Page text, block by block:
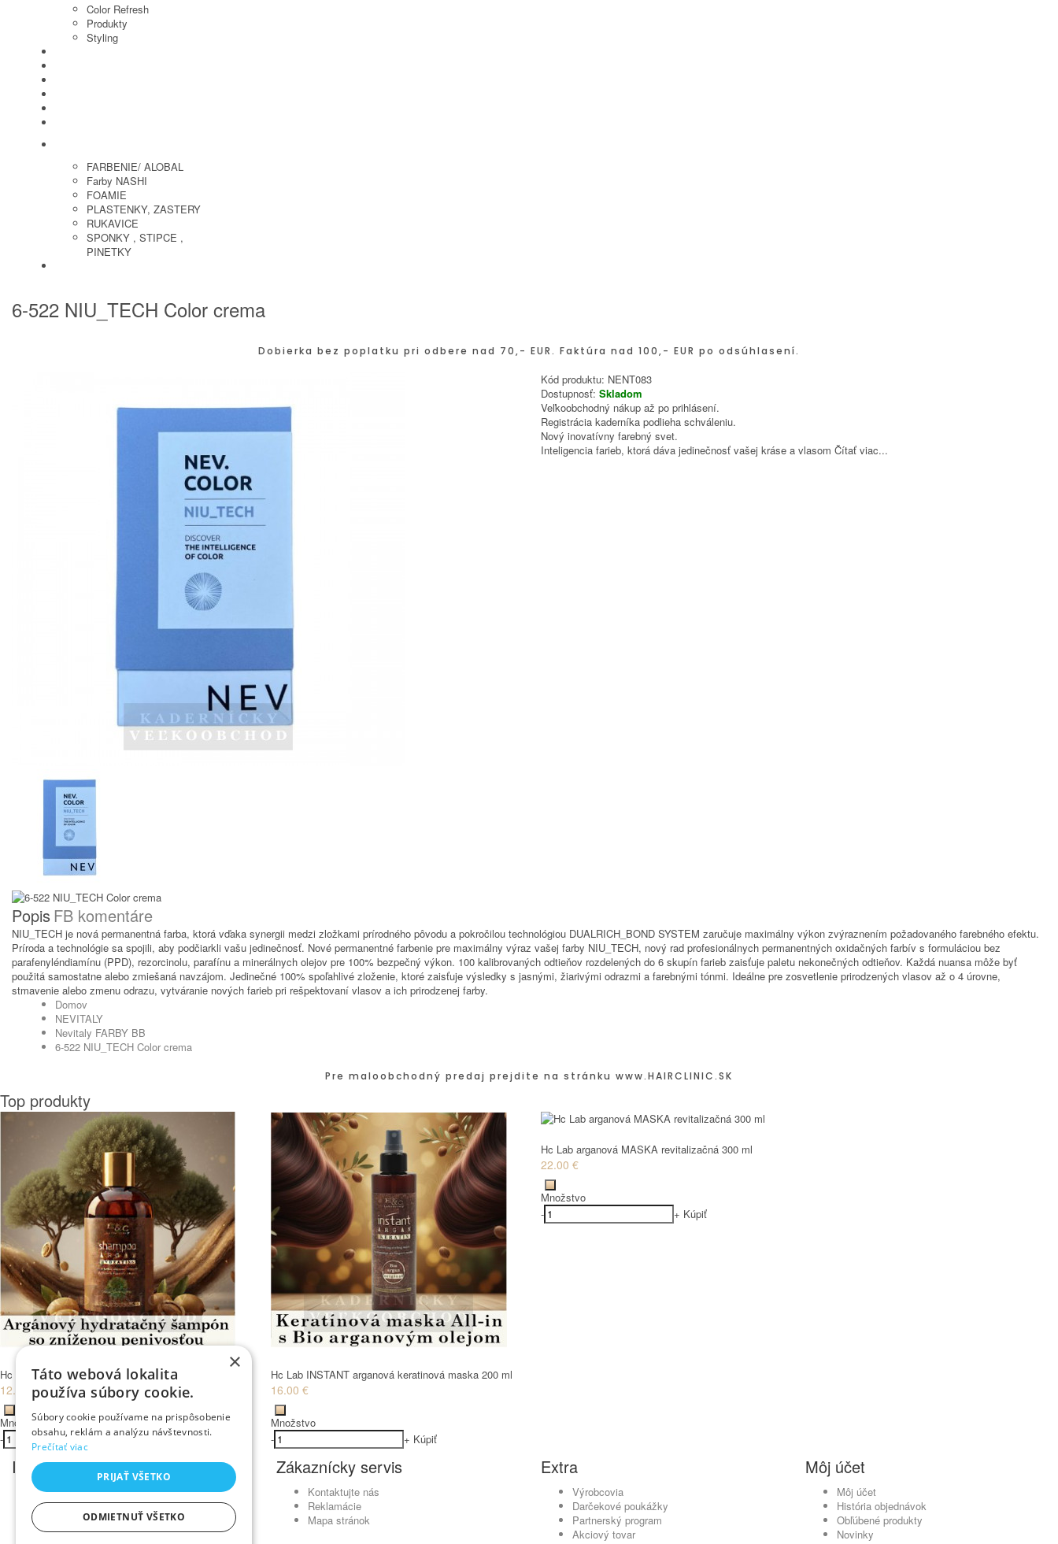
Color Refresh
Produkty
Styling
FARBENIE/ ALOBAL
Farby NASHI
FOAMIE
PLASTENKY, ZASTERY
RUKAVICE
SPONKY , STIPCE ,
PINETKY
6-522 NIU_TECH Color crema
Dobierka bez poplatku pri odbere nad 70,- EUR. Faktúra nad 100,- EUR po odsúhlasení.
Kód produktu: NENT083
Dostupnosť: Skladom
Veľkoobchodný nákup až po prihlásení.
Registrácia kaderníka podlieha schváleniu.
Nový inovatívny farebný svet.
Inteligencia farieb, ktorá dáva jedinečnosť vašej kráse a vlasom Čítať viac...
Popis FB komentáre
NIU_TECH je nová permanentná farba, ktorá vďaka synergii medzi zložkami prírodného pôvodu a pokročilou technológiou DUALRICH_BOND SYSTEM zaručuje maximálny výkon zvýraznením požadovaného farebného efektu.
Príroda a technológie sa spojili, aby podčiarkli vašu jedinečnosť. Nové permanentné farbenie pre maximálny výraz vašej farby NIU_TECH, nový rad profesionálnych permanentných oxidačných farbív s formuláciou bez
parafenyléndiamínu (PPD), rezorcinolu, parafínu a minerálnych olejov pre 100% bezpečný výkon. 100 kalibrovaných odtieňov rozdelených do 6 skupín farieb zaisťuje paletu nekonečných odtieňov. Každá nuansa môže byť
použitá samostatne alebo zmiešaná navzájom. Jedinečné 100% spoľahlivé zloženie, ktoré zaisťuje výsledky s jasnými, žiarivými odrazmi a farebnými tónmi. Ideálne pre zosvetlenie prirodzených vlasov až o 4 úrovne,
stmavenie alebo zmenu odrazu, vytváranie nových farieb pri rešpektovaní vlasov a ich prirodzenej farby.
Domov
NEVITALY
Nevitaly FARBY BB
6-522 NIU_TECH Color crema
Pre maloobchodný predaj prejdite na stránku www.HAIRCLINIC.SK
Top produkty
Hc Lab arganový ŠAMPÓN hydratačný 250 ml
12.00 €
Množstvo
-
+ Kúpiť
Hc Lab INSTANT arganová keratinová maska 200 ml
16.00 €
Množstvo
-
+ Kúpiť
Hc Lab arganová MASKA revitalizačná 300 ml
22.00 €
Množstvo
-
+ Kúpiť
Informácie
Obchodné podmienky
Ochrana osobných údajov
Odstúpenie od zmluvy
Reklamačný poriadok
Zákaznícky servis
Kontaktujte nás
Reklamácie
Mapa stránok
Extra
Výrobcovia
Darčekové poukážky
Partnerský program
Akciový tovar
Môj účet
Môj účet
História objednávok
Obľúbené produkty
Novinky
×
Táto webová lokalita
používa súbory cookie.
Súbory cookie používame na prispôsobenie
obsahu, reklám a analýzu návštevnosti.
Prečítať viac
PRIJAŤ VŠETKO
ODMIETNUŤ VŠETKO